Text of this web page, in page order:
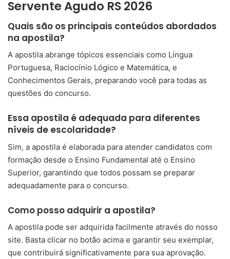
Servente Agudo RS 2026
Quais são os principais conteúdos abordados
na apostila?
A apostila abrange tópicos essenciais como Língua
Portuguesa, Raciocínio Lógico e Matemática, e
Conhecimentos Gerais, preparando você para todas as
questões do concurso.
Essa apostila é adequada para diferentes
níveis de escolaridade?
Sim, a apostila é elaborada para atender candidatos com
formação desde o Ensino Fundamental até o Ensino
Superior, garantindo que todos possam se preparar
adequadamente para o concurso.
Como posso adquirir a apostila?
A apostila pode ser adquirida facilmente através do nosso
site. Basta clicar no botão acima e garantir seu exemplar,
que contribuirá significativamente para sua aprovação.